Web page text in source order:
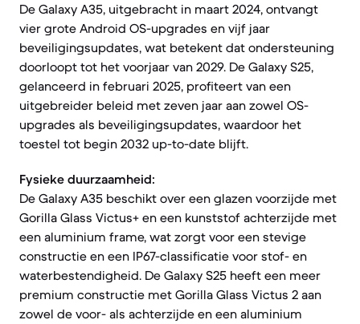
De Galaxy A35, uitgebracht in maart 2024, ontvangt
vier grote Android OS-upgrades en vijf jaar
beveiligingsupdates, wat betekent dat ondersteuning
doorloopt tot het voorjaar van 2029. De Galaxy S25,
gelanceerd in februari 2025, profiteert van een
uitgebreider beleid met zeven jaar aan zowel OS-
upgrades als beveiligingsupdates, waardoor het
toestel tot begin 2032 up-to-date blijft.
Fysieke duurzaamheid:
De Galaxy A35 beschikt over een glazen voorzijde met
Gorilla Glass Victus+ en een kunststof achterzijde met
een aluminium frame, wat zorgt voor een stevige
constructie en een IP67-classificatie voor stof- en
waterbestendigheid. De Galaxy S25 heeft een meer
premium constructie met Gorilla Glass Victus 2 aan
zowel de voor- als achterzijde en een aluminium